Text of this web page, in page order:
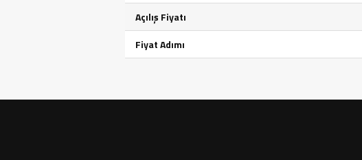
Açılış Fiyatı
Fiyat Adımı